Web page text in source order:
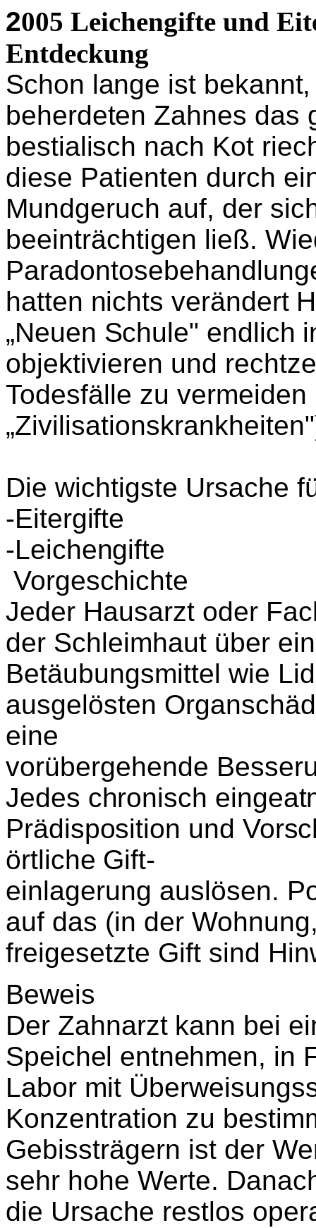
2005 Leichengifte und
Entdeckung
Schon lange ist
beherdeten Zahnes das
bestialisch nach Kot
diese Patienten durch
Mundgeruch auf, der
beeinträchtigen ließ.
hatten nichts verändert
„Neuen Schule" endlich
objektivieren und
Todesfälle zu
Die wichtigste Ursache
-Eitergifte
-Leichengifte
Vorgeschichte
Jeder Hausarzt oder
der Schleimhaut über
Betäubungsmittel wie
ausgelösten
eine
vorübergehende
Jedes chronisch
Prädisposition und
örtliche Gift-
einlagerung auslösen.
auf das (in der
freigesetzte Gift sind
Beweis
Der Zahnarzt kann bei
Speichel entnehmen, in
Labor mit
Konzentration zu
Gebissträgern ist der
sehr hohe Werte.
die Ursache restlos